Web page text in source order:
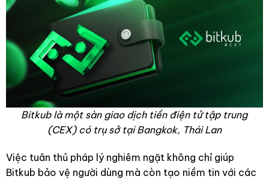
Bitkub là một sàn giao dịch tiền điện tử tập trung
(CEX) có trụ sở tại Bangkok, Thái Lan
Việc tuân thủ pháp lý nghiêm ngặt không chỉ giúp
Bitkub bảo vệ người dùng mà còn tạo niềm tin với các